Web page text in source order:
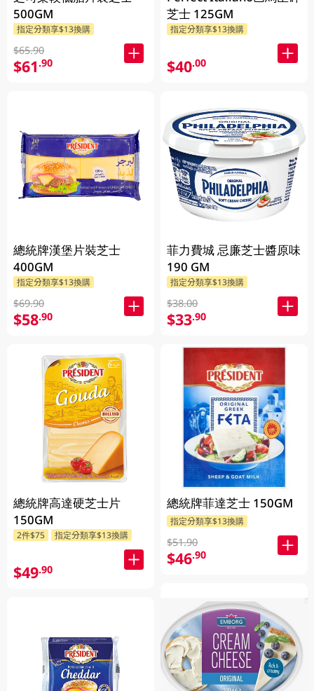
500GM
指定分類享$13換購
$65.90
$61.90
總統牌漢堡片裝芝士
400GM
指定分類享$13換購
$69.90
$58.90
總統牌高達硬芝士片
150GM
2件$75 指定分類享$13換購
$49.90
芝士 125GM
指定分類享$13換購
$40.00
菲力費城 忌廉芝士醬原味
190 GM
指定分類享$13換購
$38.00
$33.90
總統牌菲達芝士 150GM
指定分類享$13換購
$51.90
$46.90